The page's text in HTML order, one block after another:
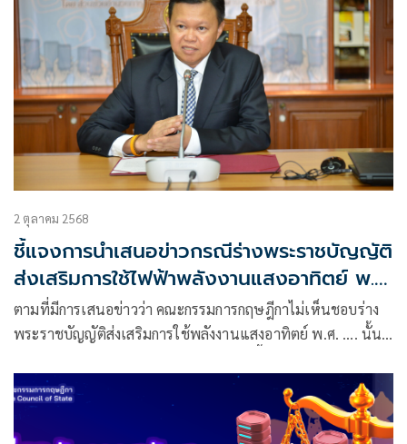
ประโยชน์ของประชาชนเป็นหลักเสมอมา
2 ตุลาคม 2568
ชี้แจงการนำเสนอข่าวกรณีร่างพระราชบัญญัติ
ส่งเสริมการใช้ไฟฟ้าพลังงานแสงอาทิตย์ พ.ศ.
....
ตามที่มีการเสนอข่าวว่า คณะกรรมการกฤษฎีกาไม่เห็นชอบร่าง
พระราชบัญญัติส่งเสริมการใช้พลังงานแสงอาทิตย์ พ.ศ. …. นั้น
และคณะกรรมการกฤษฎีกาเห็นด้วยในหลักการส่งเสริมการใช้
พลังงานทดแทนทุกชนิด โดยเฉพาะพลังงานแสงอาทิตย์